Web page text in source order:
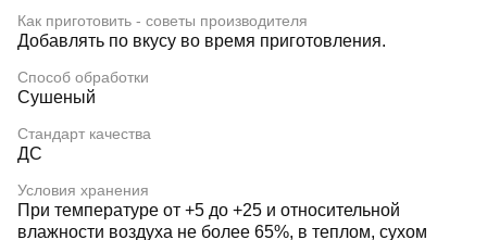
Как приготовить - советы производителя
Добавлять по вкусу во время приготовления.
Способ обработки
Сушеный
Стандарт качества
ДС
Условия хранения
При температуре от +5 до +25 и относительной
влажности воздуха не более 65%, в теплом, сухом